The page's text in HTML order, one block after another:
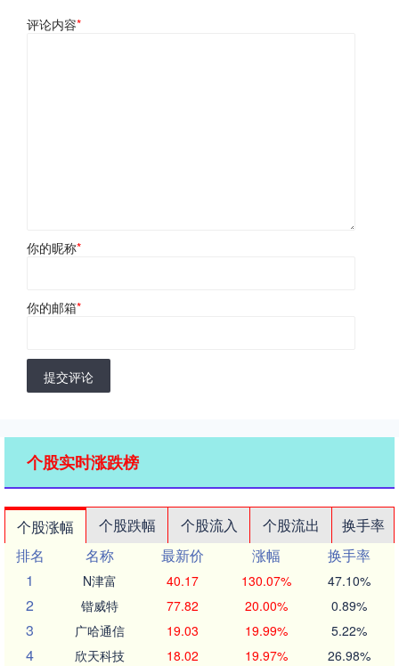
评论内容*
你的昵称*
你的邮箱*
提交评论
个股实时涨跌榜
个股涨幅 个股跌幅 个股流入 个股流出
换手率
排名
名称 最新价 涨幅
换手率
1
N津富 40.17 130.07% 47.10%
2 锴威特 77.82 20.00% 0.89%
3 广哈通信 19.03 19.99% 5.22%
4 欣天科技 18.02 19.97% 26.98%